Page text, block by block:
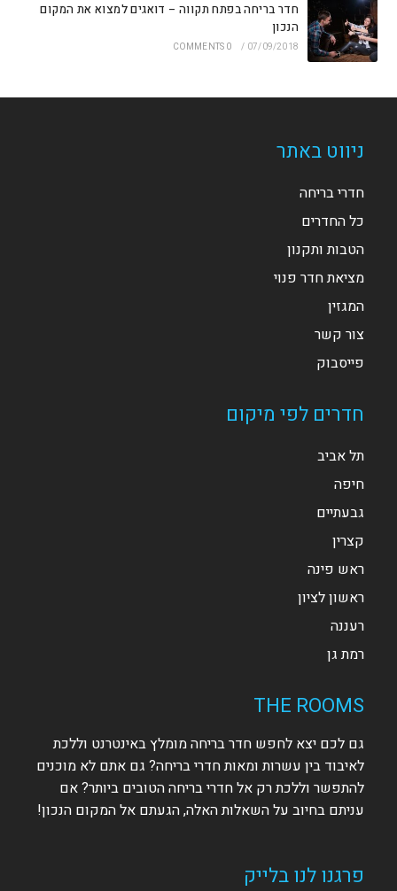
חדר בריחה בפתח תקווה – דואגים למצוא את המקום
הנכון
07/09/2018
/
0 COMMENTS
ניווט באתר
חדרי בריחה
כל החדרים
הטבות ותקנון
מציאת חדר פנוי
המגזין
צור קשר
פייסבוק
חדרים לפי מיקום
תל אביב
חיפה
גבעתיים
קצרין
ראש פינה
ראשון לציון
רעננה
רמת גן
THE ROOMS
גם לכם יצא לחפש חדר בריחה מומלץ באינטרנט וללכת
לאיבוד בין עשרות ומאות חדרי בריחה? גם אתם לא מוכנים
להתפשר וללכת רק אל חדרי בריחה הטובים ביותר? אם
עניתם בחיוב על השאלות האלה, הגעתם אל המקום הנכון!
פרגנו לנו בלייק